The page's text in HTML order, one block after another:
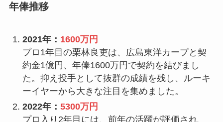
年俸推移
2021年： 1600万円
プロ1年目の栗林良吏は、広島東洋カープと契
約金1億円、年俸1600万円で契約を結びまし
た。抑え投手として抜群の成績を残し、ルーキ
ーイヤーから大きな注目を集めました。
2022年： 5300万円
プロ入り2年目には、前年の活躍が評価され、